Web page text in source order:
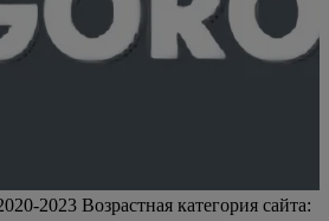
2023 Возрастная категория сайта: